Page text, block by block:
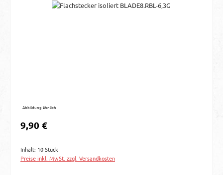
Bildergalerie überspringen
Abbildung ähnlich
Regulärer Preis:
9,90 €
Inhalt: 10 Stück
Preise inkl. MwSt. zzgl. Versandkosten